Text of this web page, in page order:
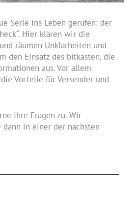
Serie ins Leben gerufen: der
Hier klären wir die
räumen Unklarheiten und
den Einsatz des bitkasten, die
aus. Vor allem
Vorteile für Versender und
Ihre Fragen zu. Wir
in einer der nächsten